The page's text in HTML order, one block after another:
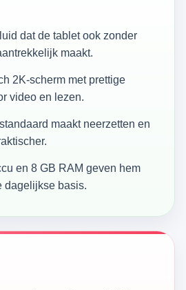
dat de tablet ook zonder
maakt.
2K-scherm met prettige
video en lezen.
maakt neerzetten en
en 8 GB RAM geven hem
dagelijkse basis.